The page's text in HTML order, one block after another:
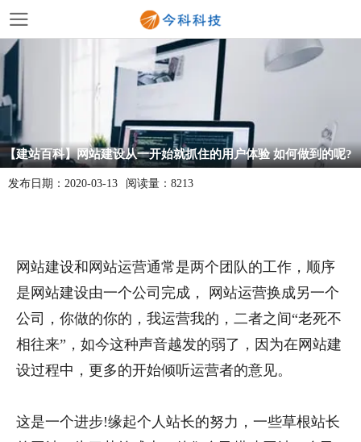
【建站百科】网站建设从一开始就抓住的用户体验 如何做到的呢?
发布日期： 2020-03-13 阅读量： 8213
网站建设和网站运营通常是两个团队的工作，顺序
是网站建设由一个公司完成， 网站运营换成另一个
公司，你做的你的，我运营我的，二者之间“老死不
相往来”，如今这种声音越发的弱了，因为在网站建
设过程中，更多的开始倾听运营者的意见。
这是一个进步!缘起个人站长的努力，一些草根站长